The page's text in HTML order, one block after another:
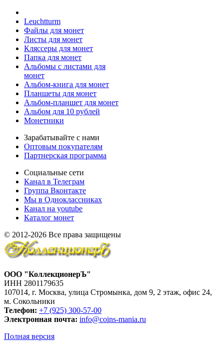
Leuchtturm
Файлы для монет
Листы для монет
Кляссеры для монет
Папка для монет
Альбомы с листами для
монет
Альбом-книга для монет
Планшеты для монет
Альбом-планшет для монет
Альбом для 10 рублей
Монетники
Зарабатывайте с нами
Оптовым покупателям
Партнерская программа
Социальные сети
Канал в Телеграм
Группа Вконтакте
Мы в Одноклассниках
Канал на youtube
Каталог монет
© 2012-2026 Все права защищены
ООО "КоллекционерЪ"
ИНН 2801179635
107014, г. Москва, улица Стромынка, дом 9, 2 этаж, офис 24,
м. Сокольники
Телефон: +7 (925) 300-57-00
Электронная почта: info@coins-mania.ru
Полная версия